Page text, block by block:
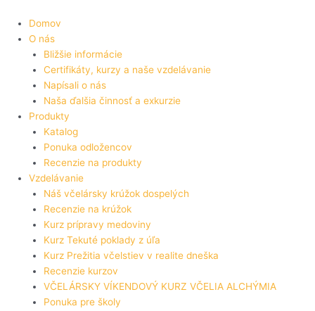
obsah
Domov
O nás
Bližšie informácie
Certifikáty, kurzy a naše vzdelávanie
Napísali o nás
Naša ďalšia činnosť a exkurzie
Produkty
Katalog
Ponuka odložencov
Recenzie na produkty
Vzdelávanie
Náš včelársky krúžok dospelých
Recenzie na krúžok
Kurz prípravy medoviny
Kurz Tekuté poklady z úľa
Kurz Prežitia včelstiev v realite dneška
Recenzie kurzov
VČELÁRSKY VÍKENDOVÝ KURZ VČELIA ALCHÝMIA
Ponuka pre školy